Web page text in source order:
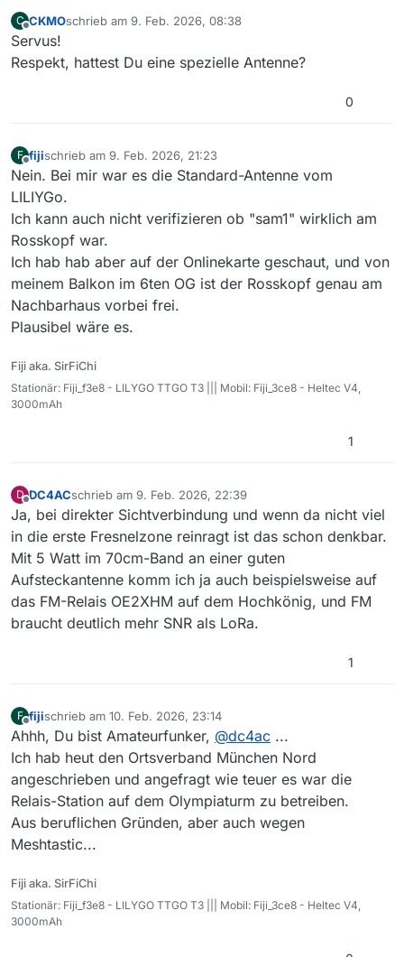
C
Offline
CKMOschrieb am 9. Feb. 2026, 08:38
zuletzt editiert von
Servus!
Respekt, hattest Du eine spezielle Antenne?
0
F
Offline
fijischrieb am 9. Feb. 2026, 21:23
zuletzt editiert von
Nein. Bei mir war es die Standard-Antenne vom
LILIYGo.
Ich kann auch nicht verifizieren ob "sam1" wirklich am
Rosskopf war.
Ich hab hab aber auf der Onlinekarte geschaut, und von
meinem Balkon im 6ten OG ist der Rosskopf genau am
Nachbarhaus vorbei frei.
Plausibel wäre es.
Fiji aka. SirFiChi
Stationär: Fiji_f3e8 - LILYGO TTGO T3 ||| Mobil: Fiji_3ce8 - Heltec V4,
3000mAh
1
D
Offline
DC4ACschrieb am 9. Feb. 2026, 22:39
zuletzt editiert von
Ja, bei direkter Sichtverbindung und wenn da nicht viel
in die erste Fresnelzone reinragt ist das schon denkbar.
Mit 5 Watt im 70cm-Band an einer guten
Aufsteckantenne komm ich ja auch beispielsweise auf
das FM-Relais OE2XHM auf dem Hochkönig, und FM
braucht deutlich mehr SNR als LoRa.
1
F
Offline
fijischrieb am 10. Feb. 2026, 23:14
zuletzt editiert von
Ahhh, Du bist Amateurfunker, @dc4ac ...
Ich hab heut den Ortsverband München Nord
angeschrieben und angefragt wie teuer es war die
Relais-Station auf dem Olympiaturm zu betreiben.
Aus beruflichen Gründen, aber auch wegen
Meshtastic...
Fiji aka. SirFiChi
Stationär: Fiji_f3e8 - LILYGO TTGO T3 ||| Mobil: Fiji_3ce8 - Heltec V4,
3000mAh